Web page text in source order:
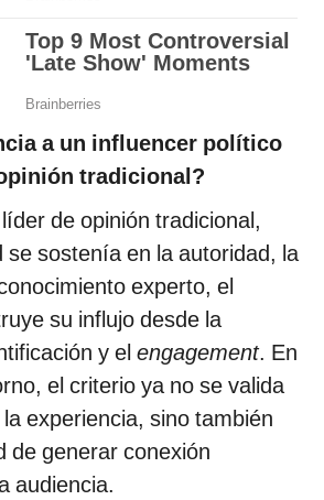
a un influencer político
tradicional?
de opinión tradicional,
se sostenía en la autoridad, la
experto, el
su influjo desde la
y el engagement. En
el criterio ya no se valida
experiencia, sino también
de generar conexión
audiencia.